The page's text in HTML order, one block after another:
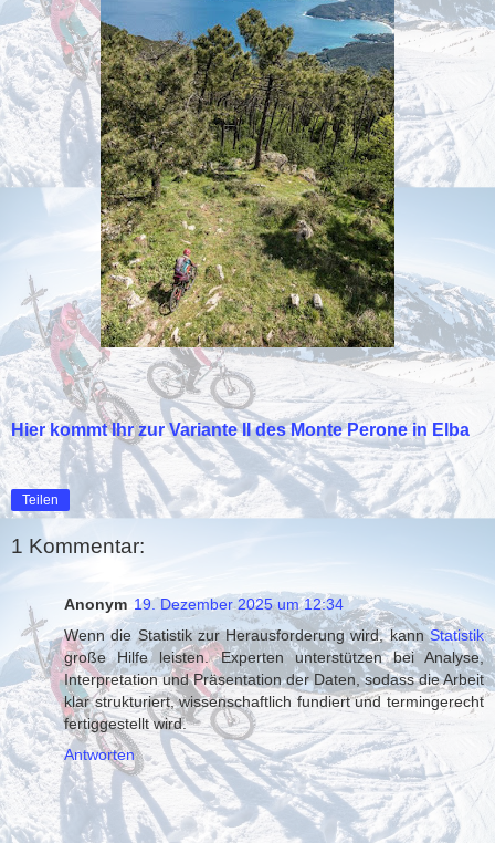
Hier kommt Ihr zur Variante II des Monte Perone in Elba
Teilen
1 Kommentar:
Anonym 19. Dezember 2025 um 12:34
Wenn die Statistik zur Herausforderung wird, kannStatistik
große Hilfe leisten. Experten unterstützen bei Analyse,
Interpretation und Präsentation der Daten, sodass die Arbeit
klar strukturiert, wissenschaftlich fundiert und termingerecht
fertiggestellt wird.
Antworten